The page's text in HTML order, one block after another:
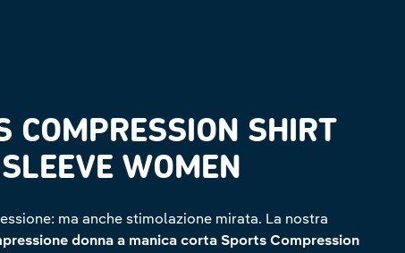
COMPRESSION SHIRT
WOMEN
ma anche stimolazione mirata. La nostra
donna a manica corta Sports Compression